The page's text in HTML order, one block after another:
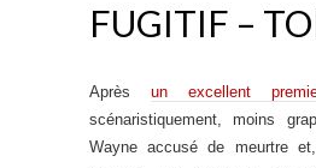
FUGITIF –
Après un excellent
scénaristiquement, moins
Wayne accusé de meurtre